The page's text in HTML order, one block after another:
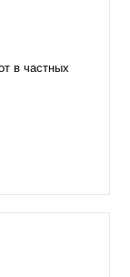
в частных